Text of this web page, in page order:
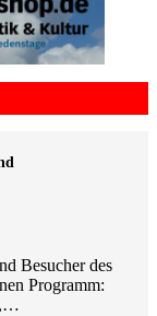
Besucher des
Programm: